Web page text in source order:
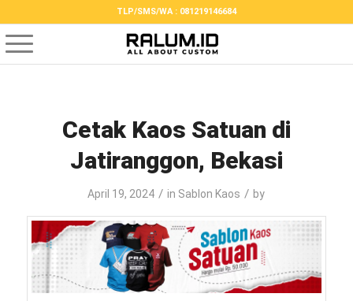
TLP/SMS/WA : 081219146684
Cetak Kaos Satuan di
Jatiranggon, Bekasi
April 19, 2024 / in Sablon Kaos / by